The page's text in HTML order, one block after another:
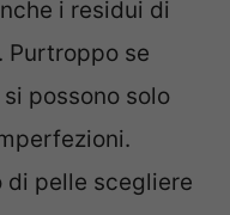
i residui di
Purtroppo se
possono solo
di pelle scegliere